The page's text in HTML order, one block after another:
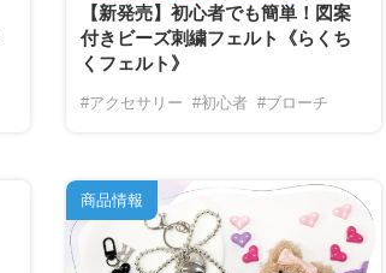
【新発売】初心者でも簡単！図案
付きビーズ刺繍フェルト《らくち
くフェルト》
#アクセサリー #初心者 #ブローチ
商品情報